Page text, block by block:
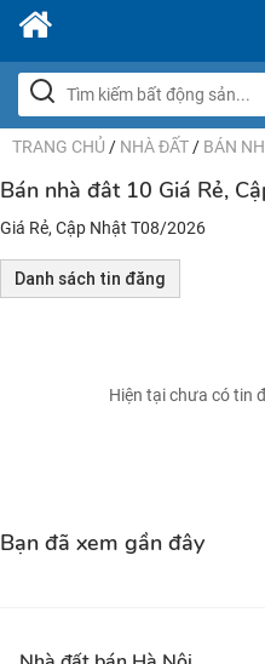
TRANG CHỦ / NHÀ ĐẤT / BÁN
Bán nhà đât 10 Giá Rẻ,
Giá Rẻ, Cập Nhật T08/2026
Danh sách tin đăng
Hiện tại chưa có tin
Bạn đã xem gần đây